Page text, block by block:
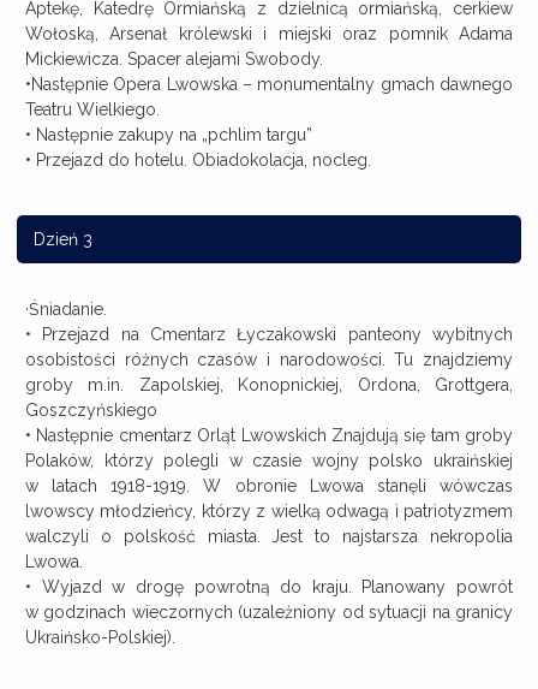
Aptekę, Katedrę Ormiańską z dzielnicą ormiańską, cerkiew
Wołoską, Arsenał królewski i miejski oraz pomnik Adama
Mickiewicza. Spacer alejami Swobody.
•Następnie Opera Lwowska – monumentalny gmach dawnego
Teatru Wielkiego.
• Następnie zakupy na „pchlim targu”
• Przejazd do hotelu. Obiadokolacja, nocleg.
Dzień 3
·Śniadanie.
• Przejazd na Cmentarz Łyczakowski panteony wybitnych
osobistości różnych czasów i narodowości. Tu znajdziemy
groby m.in. Zapolskiej, Konopnickiej, Ordona, Grottgera,
Goszczyńskiego
• Następnie cmentarz Orląt Lwowskich Znajdują się tam groby
Polaków, którzy polegli w czasie wojny polsko ukraińskiej
w latach 1918-1919. W obronie Lwowa stanęli wówczas
lwowscy młodzieńcy, którzy z wielką odwagą i patriotyzmem
walczyli o polskość miasta. Jest to najstarsza nekropolia
Lwowa.
• Wyjazd w drogę powrotną do kraju. Planowany powrót
w godzinach wieczornych (uzależniony od sytuacji na granicy
Ukraińsko-Polskiej).